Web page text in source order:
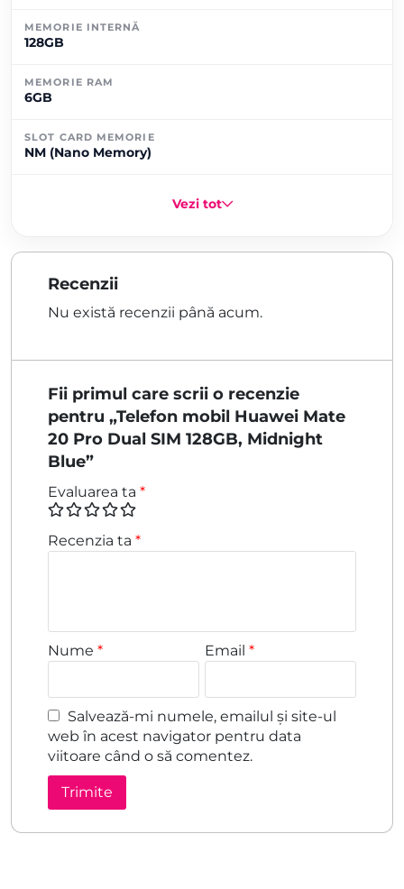
MEMORIE INTERNĂ
128GB
MEMORIE RAM
6GB
SLOT CARD MEMORIE
NM (Nano Memory)
Vezi tot
Recenzii
Nu există recenzii până acum.
Fii primul care scrii o recenzie
pentru „Telefon mobil Huawei Mate
20 Pro Dual SIM 128GB, Midnight
Blue”
Evaluarea ta *
Recenzia ta *
Nume * Email*
Salvează-mi numele, emailul și site-ul
web în acest navigator pentru data
viitoare când o să comentez.